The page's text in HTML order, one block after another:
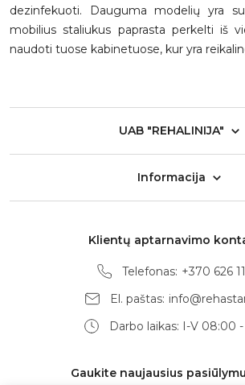
dezinfekuoti. Dauguma modelių yra
mobilius staliukus paprasta perkelti iš
naudoti tuose kabinetuose, kur yra
UAB "REHALINIJA"
Informacija
Klientų aptarnavimo
Telefonas: +370 626
El. paštas:
Darbo laikas: I-V 08:00
Gaukite naujausius